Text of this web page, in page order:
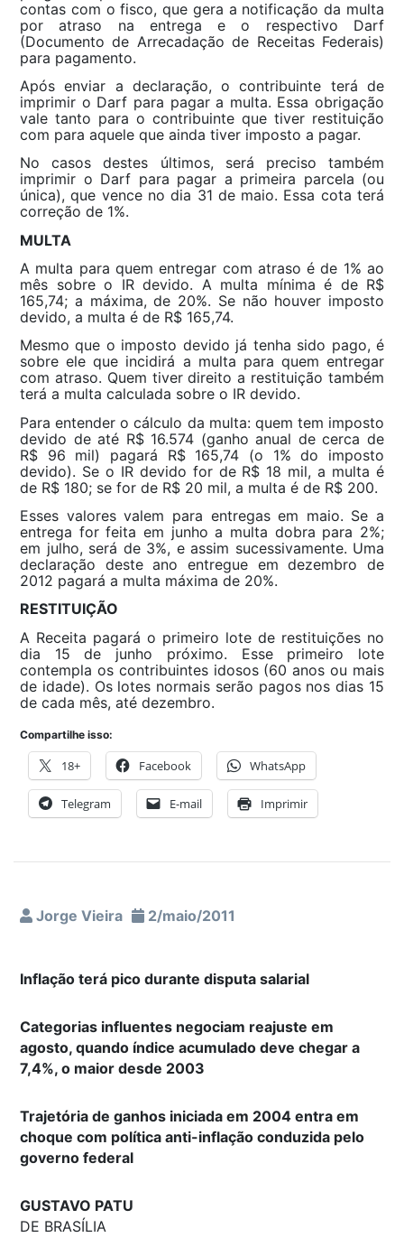
contas com o fisco, que gera a notificação da multa
por atraso na entrega e o respectivo Darf
(Documento de Arrecadação de Receitas Federais)
para pagamento.
Após enviar a declaração, o contribuinte terá de
imprimir o Darf para pagar a multa. Essa obrigação
vale tanto para o contribuinte que tiver restituição
com para aquele que ainda tiver imposto a pagar.
No casos destes últimos, será preciso também
imprimir o Darf para pagar a primeira parcela (ou
única), que vence no dia 31 de maio. Essa cota terá
correção de 1%.
MULTA
A multa para quem entregar com atraso é de 1% ao
mês sobre o IR devido. A multa mínima é de R$
165,74; a máxima, de 20%. Se não houver imposto
devido, a multa é de R$ 165,74.
Mesmo que o imposto devido já tenha sido pago, é
sobre ele que incidirá a multa para quem entregar
com atraso. Quem tiver direito a restituição também
terá a multa calculada sobre o IR devido.
Para entender o cálculo da multa: quem tem imposto
devido de até R$ 16.574 (ganho anual de cerca de
R$ 96 mil) pagará R$ 165,74 (o 1% do imposto
devido). Se o IR devido for de R$ 18 mil, a multa é
de R$ 180; se for de R$ 20 mil, a multa é de R$ 200.
Esses valores valem para entregas em maio. Se a
entrega for feita em junho a multa dobra para 2%;
em julho, será de 3%, e assim sucessivamente. Uma
declaração deste ano entregue em dezembro de
2012 pagará a multa máxima de 20%.
RESTITUIÇÃO
A Receita pagará o primeiro lote de restituições no
dia 15 de junho próximo. Esse primeiro lote
contempla os contribuintes idosos (60 anos ou mais
de idade). Os lotes normais serão pagos nos dias 15
de cada mês, até dezembro.
Compartilhe isso:
18+ Facebook WhatsApp
Telegram E-mail Imprimir
Jorge Vieira 2/maio/2011
Inflação terá pico durante disputa salarial
Categorias influentes negociam reajuste em
agosto, quando índice acumulado deve chegar a
7,4%, o maior desde 2003
Trajetória de ganhos iniciada em 2004 entra em
choque com política anti-inflação conduzida pelo
governo federal
GUSTAVO PATU
DE BRASÍLIA